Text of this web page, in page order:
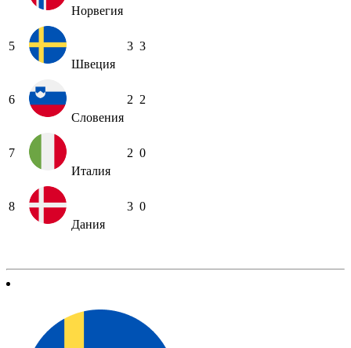
Норвегия
5
Швеция
3 3
6
Словения
2 2
7
Италия
2 0
8
Дания
3 0